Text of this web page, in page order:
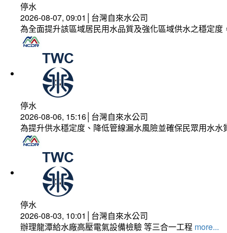
停水
2026-08-07, 09:01│台灣自來水公司
為全面提升該區域居民用水品質及強化區域供水之穩定
停水
2026-08-06, 15:16│台灣自來水公司
為提升供水穩定度、降低管線漏水風險並確保民眾用水
停水
2026-08-03, 10:01│台灣自來水公司
辦理龍潭給水廠高壓電氣設備檢驗 等三合一工程 more...